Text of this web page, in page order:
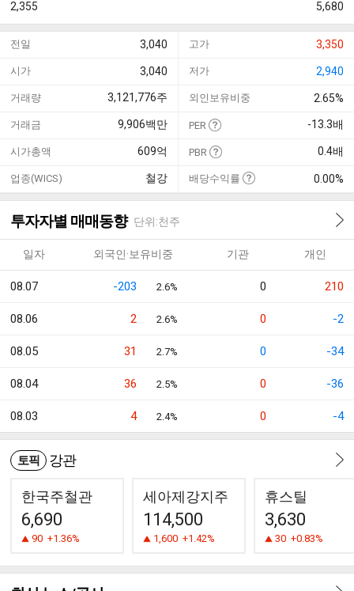
2,355 5,680
전일 3,040 고가 3,350
시가 3,040 저가 2,940
거래량 3,121,776주 외인보유비중 2.65%
거래금 9,906백만 PER -13.3배
시가총액 609억 PBR 0.4배
업종(WICS) 철강 배당수익률 0.00%
투자자별 매매동향 단위:천주
일자 외국인·보유비중 기관 개인
08.07 -203 2.6% 0 210
08.06 2 2.6% 0 -2
08.05 31 2.7% 0 -34
08.04 36 2.5% 0 -36
08.03 4 2.4% 0 -4
토픽 강관
한국주철관
6,690
90 +1.36%
세아제강지주
114,500
1,600 +1.42%
휴스틸
3,630
30 +0.83%